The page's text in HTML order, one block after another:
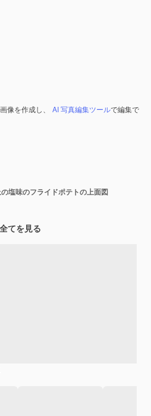
像を作成し、 AI 写真編集ツールで編集で
塩味のフライドポテトの上面図
全てを見る